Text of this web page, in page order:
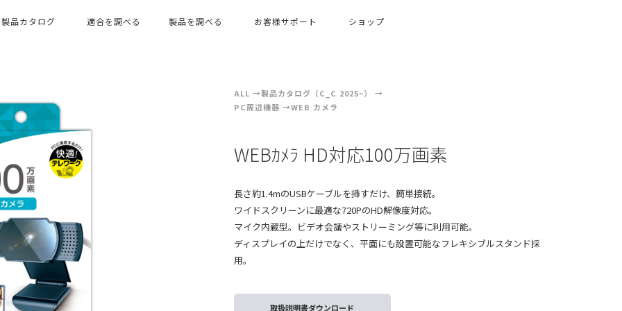
製品カタログ 適合を調べる 製品を調べる お客様サポート ショップ
ALL
製品カタログ（C_C 2025~）
PC周辺機器
WEB カメラ
WEBｶﾒﾗ HD対応100万画素
長さ約1.4mのUSBケーブルを挿すだけ、簡単接続。
ワイドスクリーンに最適な720PのHD解像度対応。
マイク内蔵型。ビデオ会議やストリーミング等に利用可能。
ディスプレイの上だけでなく、平面にも設置可能なフレキシブルスタンド採
用。
取扱説明書ダウンロード